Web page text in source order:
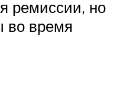
ремиссии, но
во время